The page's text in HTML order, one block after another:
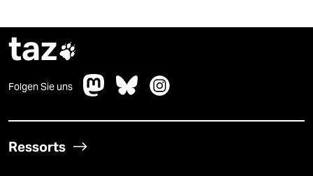
taz
Folgen Sie uns
Ressorts